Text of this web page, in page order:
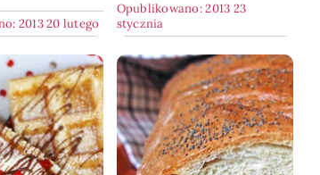
2013 20 lutego
Opublikowano: 2013 23
stycznia